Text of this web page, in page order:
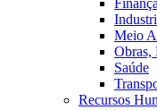
Meio
Obras,
Saúde
Recursos